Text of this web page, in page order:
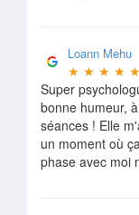
Loann Mehu
★ ★ ★ ★ ★
Super
bonne humeur,
séances ! Elle
un moment où
phase avec moi